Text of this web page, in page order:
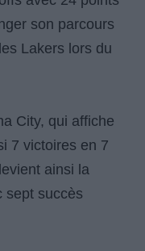
son parcours
Lakers lors du
City, qui affiche
7 victoires en 7
ainsi la
sept succès